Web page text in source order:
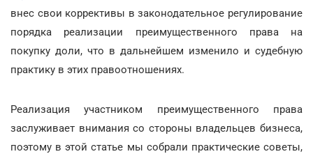
внес свои коррективы в законодательное регулирование
порядка реализации преимущественного права на
покупку доли, что в дальнейшем изменило и судебную
практику в этих правоотношениях.
Реализация участником преимущественного права
заслуживает внимания со стороны владельцев бизнеса,
поэтому в этой статье мы собрали практические советы,